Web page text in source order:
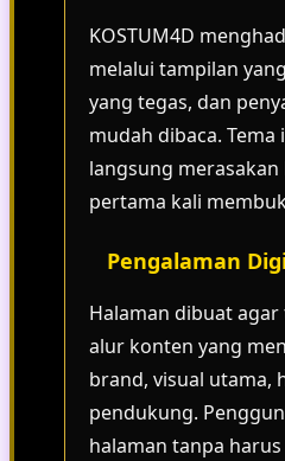
KOSTUM4D
melalui tampilan
yang tegas, dan
mudah dibaca.
langsung
pertama kali
Pengalaman
Halaman dibuat
alur konten yang
brand, visual utama,
pendukung.
halaman tanpa